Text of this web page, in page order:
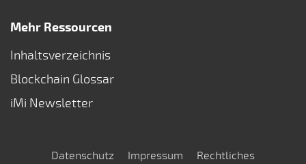
Mehr Ressourcen
Inhaltsverzeichnis
Blockchain Glossar
iMi Newsletter
Datenschutz Impressum Rechtliches